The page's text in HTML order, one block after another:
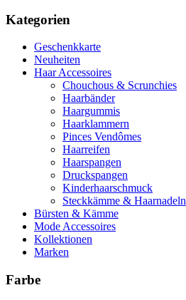
Kategorien
Geschenkkarte
Neuheiten
Haar Accessoires
Chouchous & Scrunchies
Haarbänder
Haargummis
Haarklammern
Pinces Vendômes
Haarreifen
Haarspangen
Druckspangen
Kinderhaarschmuck
Steckkämme & Haarnadeln
Bürsten & Kämme
Mode Accessoires
Kollektionen
Marken
Farbe